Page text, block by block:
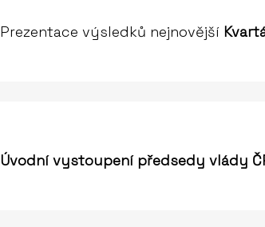
Prezentace výsledků nejnovější
Úvodní vystoupení předsedy vlády